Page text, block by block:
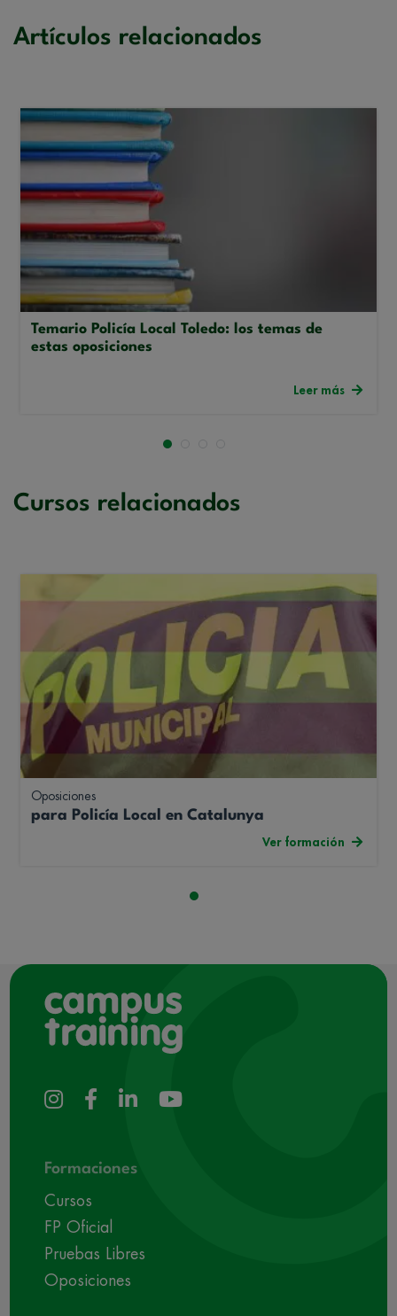
Artículos relacionados
Temario Policía Local Toledo: los temas de
estas oposiciones
Leer más
Cursos relacionados
Oposiciones
para Policía Local en Catalunya
Ver formación
Formaciones
Cursos
FP Oficial
Pruebas Libres
Oposiciones